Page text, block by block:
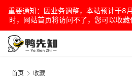
重要通知：因业务调整，本站预计于8
时，网站首页将访问不了，您可以收
站！
首页 收藏